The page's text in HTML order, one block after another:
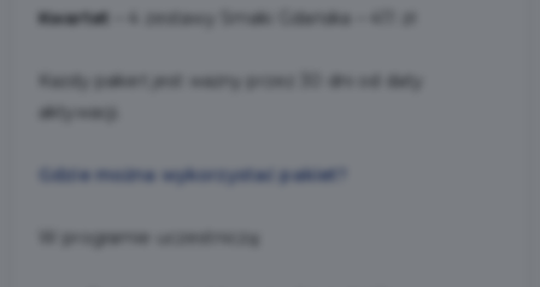
Kwartet – 4 zestawy Smaki Gdańska – 411 zł
Każdy pakiet jest ważny przez 30 dni od daty
aktywacji.
Gdzie można wykorzystać pakiet?
W programie uczestniczą: